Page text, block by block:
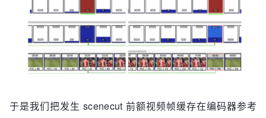
于是我们把发生 scenecut 前额视频帧缓存在编码器参考